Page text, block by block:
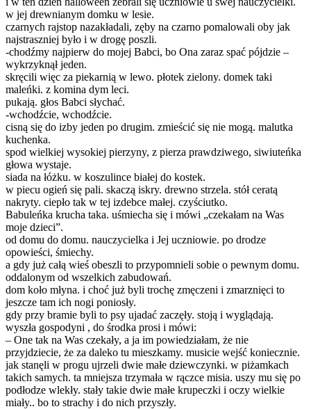
w jej drewnianym domku w lesie.
czarnych rajstop nazakładali, zęby na czarno pomalowali oby jak
najstraszniej było i w drogę poszli.
-chodźmy najpierw do mojej Babci, bo Ona zaraz spać pójdzie –
wykrzyknął jeden.
skręcili więc za piekarnią w lewo. płotek zielony. domek taki
maleńki. z komina dym leci.
pukają. głos Babci słychać.
-wchodźcie, wchodźcie.
cisną się do izby jeden po drugim. zmieścić się nie mogą. malutka
kuchenka.
spod wielkiej wysokiej pierzyny, z pierza prawdziwego, siwiuteńka
głowa wystaje.
siada na łóżku. w koszulince białej do kostek.
w piecu ogień się pali. skaczą iskry. drewno strzela. stół ceratą
nakryty. ciepło tak w tej izdebce małej. czyściutko.
Babuleńka krucha taka. uśmiecha się i mówi „czekałam na Was
moje dzieci”.
od domu do domu. nauczycielka i Jej uczniowie. po drodze
opowieści, śmiechy.
a gdy już całą wieś obeszli to przypomnieli sobie o pewnym domu.
oddalonym od wszelkich zabudowań.
dom koło młyna. i choć już byli trochę zmęczeni i zmarznięci to
jeszcze tam ich nogi poniosły.
gdy przy bramie byli to psy ujadać zaczęły. stoją i wyglądają.
wyszła gospodyni , do środka prosi i mówi:
– One tak na Was czekały, a ja im powiedziałam, że nie
przyjdziecie, że za daleko tu mieszkamy. musicie wejść koniecznie.
jak stanęli w progu ujrzeli dwie małe dziewczynki. w piżamkach
takich samych. ta mniejsza trzymała w rączce misia. uszy mu się po
podłodze wlekły. stały takie dwie małe krupeczki i oczy wielkie
miały.. bo to strachy i do nich przyszły.